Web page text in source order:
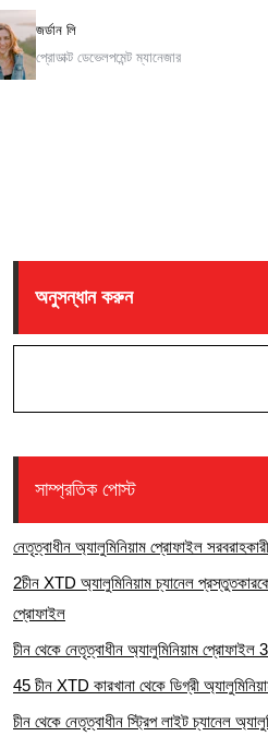
জর্ডান লি
প্রোডাক্ট ডেভেলপমেন্ট ম্যানেজার
অনুসন্ধান করুন
সাম্প্রতিক পোস্ট
নেতৃত্বাধীন অ্যালুমিনিয়াম প্রোফাইল
2চীন XTD অ্যালুমিনিয়াম চ্যানেল
প্রোফাইল
চীন থেকে নেতৃত্বাধীন অ্যালুমিনিয়াম প্রোফাইল
45 চীন XTD কারখানা থেকে ডিগ্রী
চীন থেকে নেতৃত্বাধীন স্ট্রিপ লাইট চ্যানেল